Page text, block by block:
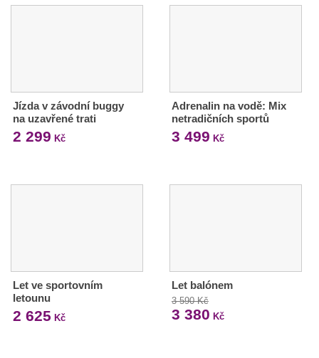
Jízda v závodní buggy
na uzavřené trati
2 299 Kč
Adrenalin na vodě: Mix
netradičních sportů
3 499 Kč
Let ve sportovním
letounu
2 625 Kč
Let balónem
3 590 Kč
3 380 Kč